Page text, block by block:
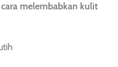
melembabkan kulit